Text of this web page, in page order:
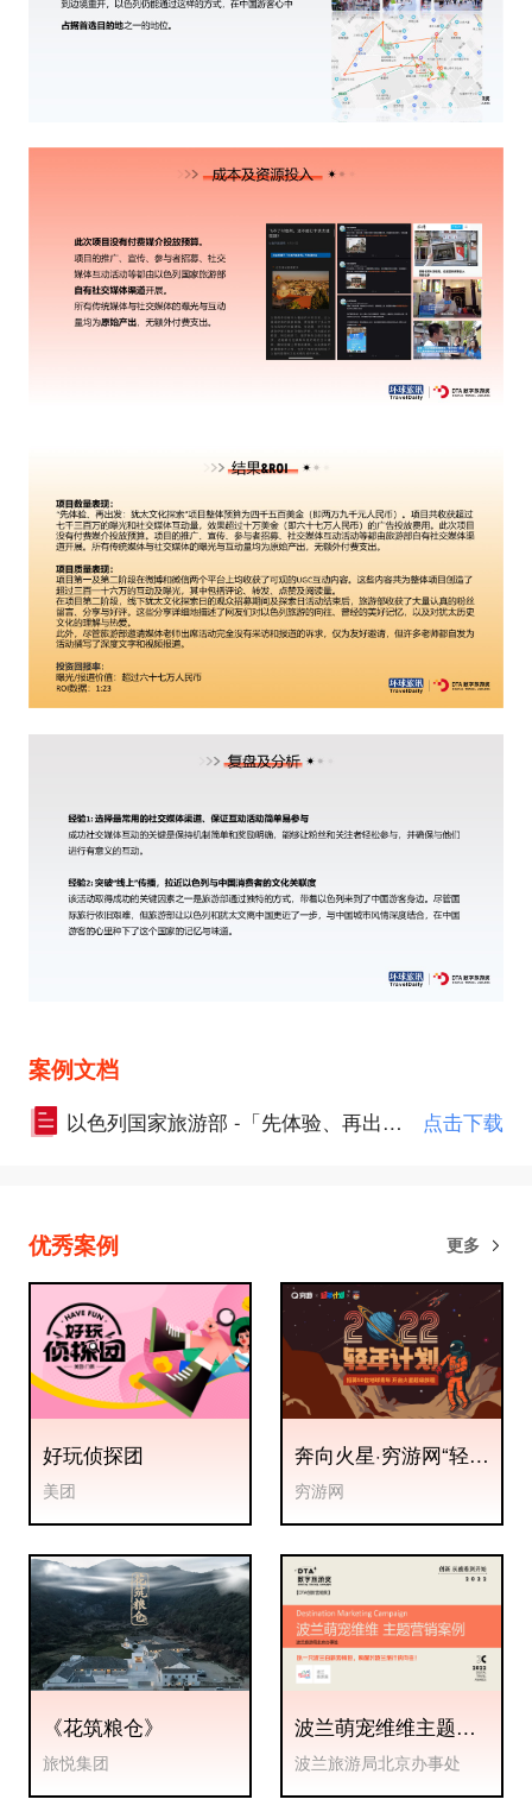
案例文档
以色列国家旅游部 -「先体验、再出发：犹太文化探索」.pdf 点击下载
优秀案例 更多
好玩侦探团
美团
奔向火星·穷游网“轻年
计划”航天文旅整合营
穷游网
《花筑粮仓》
旅悦集团
波兰萌宠维维主题营
销案例
波兰旅游局北京办事处